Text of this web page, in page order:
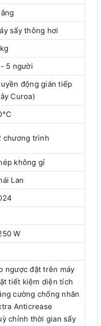
sấy thông hơi
5 người
động gián tiếp
Curoa)
chương trình
không gỉ
Lan
W
ngược đặt trên máy
tiết kiệm diện tích
cường chống nhăn
Anticrease
chỉnh thời gian sấy